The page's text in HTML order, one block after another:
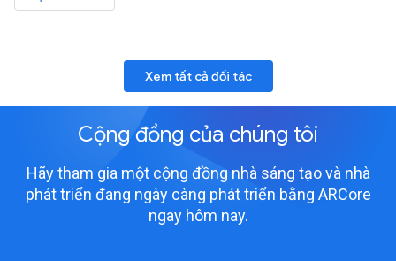
Xem tất cả đối tác
Cộng đồng của chúng tôi
Hãy tham gia một cộng đồng nhà sáng tạo và nhà
phát triển đang ngày càng phát triển bằng ARCore
ngay hôm nay.